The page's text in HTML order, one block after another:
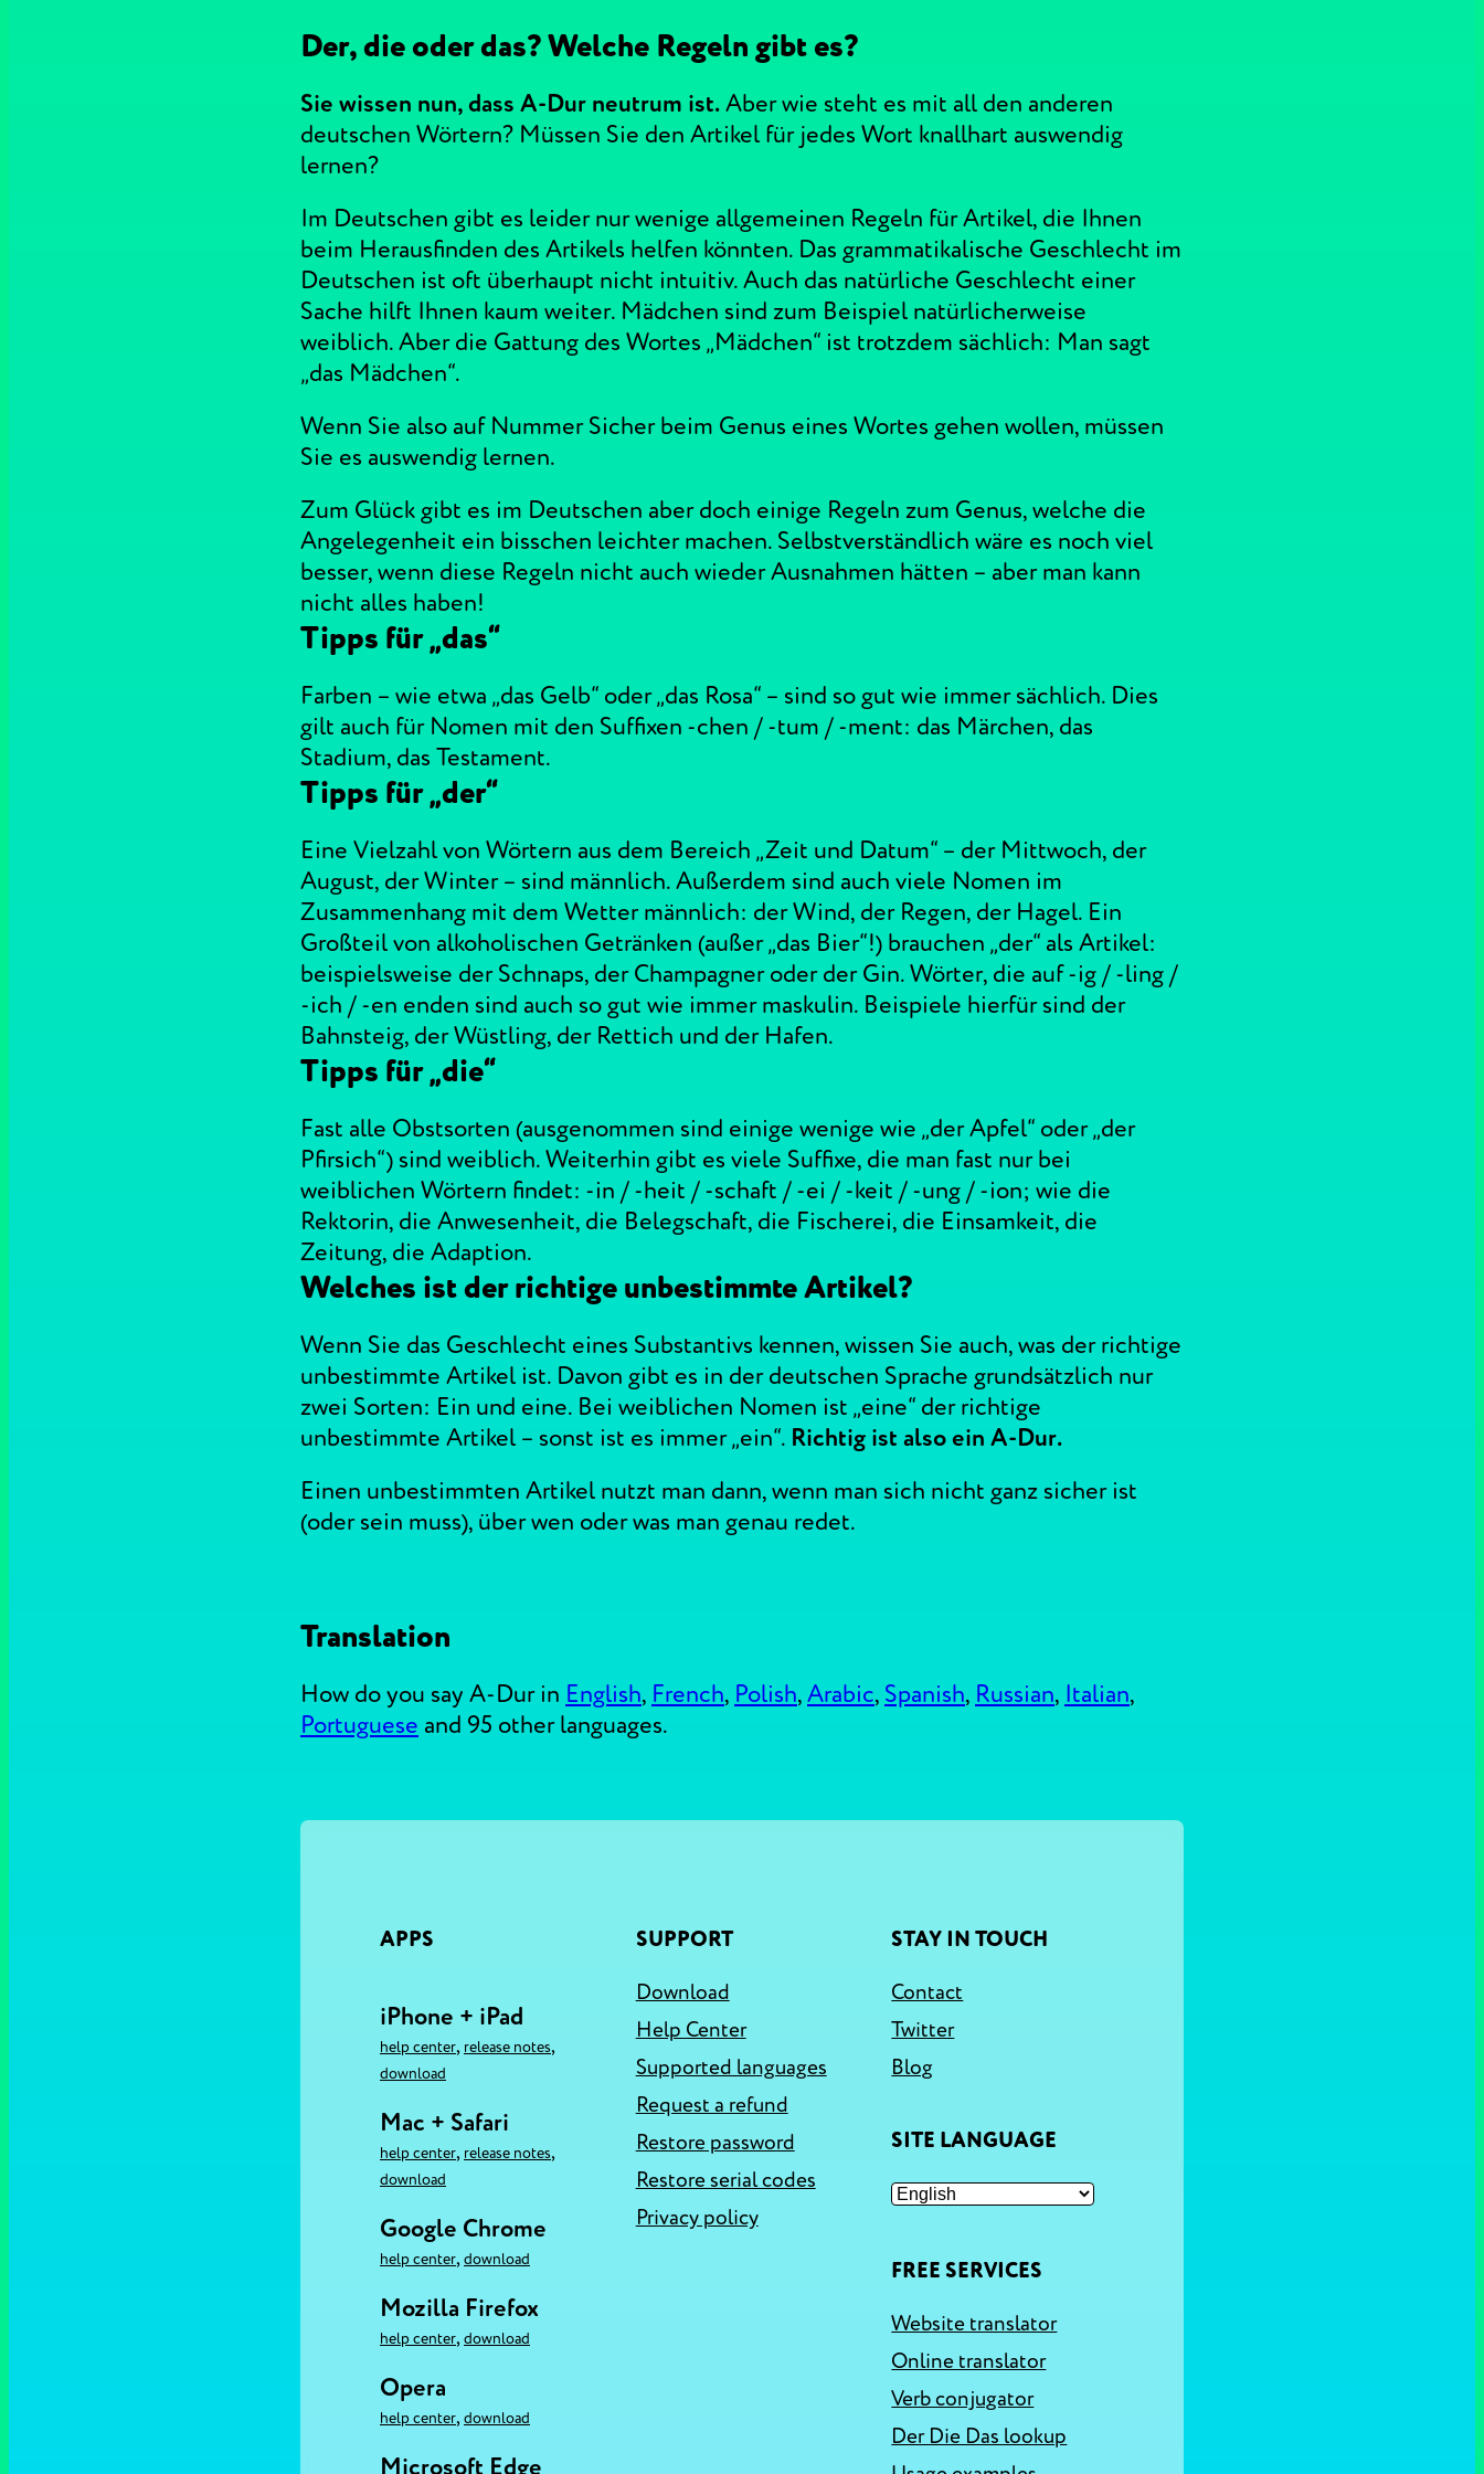
Der, die oder das? Welche Regeln gibt es?
Sie wissen nun, dass A-Dur neutrum ist.Aber wie steht es mit all den anderen
deutschen Wörtern? Müssen Sie den Artikel für jedes Wort knallhart auswendig
lernen?
Im Deutschen gibt es leider nur wenige allgemeinen Regeln für Artikel, die Ihnen
beim Herausfinden des Artikels helfen könnten. Das grammatikalische Geschlecht im
Deutschen ist oft überhaupt nicht intuitiv. Auch das natürliche Geschlecht einer
Sache hilft Ihnen kaum weiter. Mädchen sind zum Beispiel natürlicherweise
weiblich. Aber die Gattung des Wortes „Mädchen“ ist trotzdem sächlich: Man sagt
„das Mädchen“.
Wenn Sie also auf Nummer Sicher beim Genus eines Wortes gehen wollen, müssen
Sie es auswendig lernen.
Zum Glück gibt es im Deutschen aber doch einige Regeln zum Genus, welche die
Angelegenheit ein bisschen leichter machen. Selbstverständlich wäre es noch viel
besser, wenn diese Regeln nicht auch wieder Ausnahmen hätten – aber man kann
nicht alles haben!
Tipps für „das“
Farben – wie etwa „das Gelb“ oder „das Rosa“ – sind so gut wie immer sächlich. Dies
gilt auch für Nomen mit den Suffixen -chen / -tum / -ment: das Märchen, das
Stadium, das Testament.
Tipps für „der“
Eine Vielzahl von Wörtern aus dem Bereich „Zeit und Datum“ – der Mittwoch, der
August, der Winter – sind männlich. Außerdem sind auch viele Nomen im
Zusammenhang mit dem Wetter männlich: der Wind, der Regen, der Hagel. Ein
Großteil von alkoholischen Getränken (außer „das Bier“!) brauchen „der“ als Artikel:
beispielsweise der Schnaps, der Champagner oder der Gin. Wörter, die auf -ig / -ling /
-ich / -en enden sind auch so gut wie immer maskulin. Beispiele hierfür sind der
Bahnsteig, der Wüstling, der Rettich und der Hafen.
Tipps für „die“
Fast alle Obstsorten (ausgenommen sind einige wenige wie „der Apfel“ oder „der
Pfirsich“) sind weiblich. Weiterhin gibt es viele Suffixe, die man fast nur bei
weiblichen Wörtern findet: -in / -heit / -schaft / -ei / -keit / -ung / -ion; wie die
Rektorin, die Anwesenheit, die Belegschaft, die Fischerei, die Einsamkeit, die
Zeitung, die Adaption.
Welches ist der richtige unbestimmte Artikel?
Wenn Sie das Geschlecht eines Substantivs kennen, wissen Sie auch, was der richtige
unbestimmte Artikel ist. Davon gibt es in der deutschen Sprache grundsätzlich nur
zwei Sorten: Ein und eine. Bei weiblichen Nomen ist „eine“ der richtige
unbestimmte Artikel – sonst ist es immer „ein“. Richtig ist also ein A-Dur.
Einen unbestimmten Artikel nutzt man dann, wenn man sich nicht ganz sicher ist
(oder sein muss), über wen oder was man genau redet.
Translation
How do you say A-Dur in English, French, Polish,Arabic, Spanish, Russian, Italian,
Portuguese and 95 other languages.
APPS
iPhone + iPad
help center, release notes,
download
Mac + Safari
help center, release notes,
download
Google Chrome
help center, download
Mozilla Firefox
help center, download
Opera
help center, download
Microsoft Edge
SUPPORT
Download
Help Center
Supported languages
Request a refund
Restore password
Restore serial codes
Privacy policy
STAY IN TOUCH
Contact
Twitter
Blog
SITE LANGUAGE
FREE SERVICES
Website translator
Online translator
Verb conjugator
Der Die Das lookup